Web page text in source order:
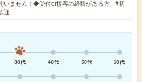
いません！◆受付or接客の経験がある方 #初
迎
30代 40代 50代
60代